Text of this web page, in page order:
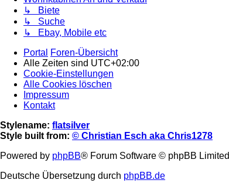
↳ Biete
↳ Suche
↳ Ebay, Mobile etc
Portal Foren-Übersicht
Alle Zeiten sind UTC+02:00
Cookie-Einstellungen
Alle Cookies löschen
Impressum
Kontakt
Stylename: flatsilver
Style built from: © Christian Esch aka Chris1278
Powered by phpBB® Forum Software © phpBB Limited
Deutsche Übersetzung durch phpBB.de